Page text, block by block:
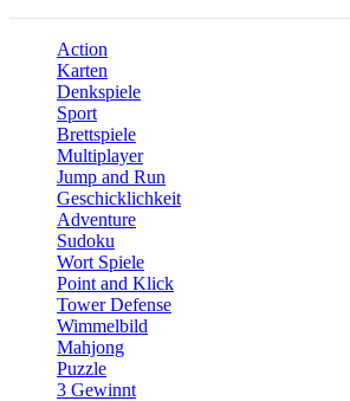
Action
Karten
Denkspiele
Sport
Brettspiele
Multiplayer
Jump and Run
Geschicklichkeit
Adventure
Sudoku
Wort Spiele
Point and Klick
Tower Defense
Wimmelbild
Mahjong
Puzzle
3 Gewinnt